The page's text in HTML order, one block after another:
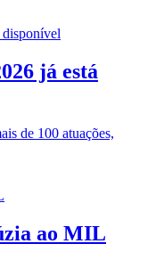
já está
de 100 atuações,
ao MIL